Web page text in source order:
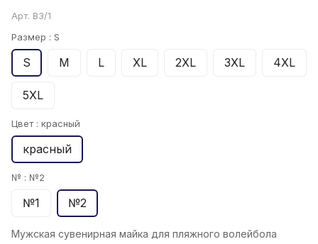
Арт. B3/1
Размер : S
S M L XL 2XL 3XL 4XL
5XL
Цвет : красный
красный
№ : №2
№1 №2
Мужская сувенирная майка для пляжного волейбола